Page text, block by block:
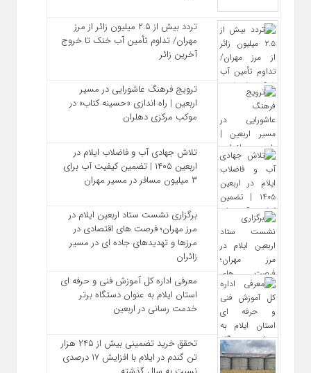
تردد بیش از ۲.۵ میلیون زائر از مرز
مهران/ تداوم تأمین آب خنک تا خروج
آخرین زائر
ترویج فرهنگ عاشورایی در مسیر
اربعین | راه‌ اندازی «حسینه کتاب» در
موکب مرکزی دهلران
تلاش جهادی آب و فاضلاب ایلام در
اربعین ۱۴۰۵ | تضمین کیفیت آب برای
۳ میلیون مسافر در مسیر مهران
برگزاری نشست ستاد اربعین ایلام در
مرز مهران؛ فرصت‌ های اقتصادی در
مرزها و تهدیدهای جاده‌ ای در مسیر
زائران
معرفی اداره کل آموزش فنی و حرفه‌ ای
استان ایلام به‌ عنوان دستگاه برتر
خدمت‌ رسانی در اربعین
تحقق خرید تضمینی بیش از ۲۴۵ هزار
تن گندم در ایلام با افزایش ۱۷ درصدی